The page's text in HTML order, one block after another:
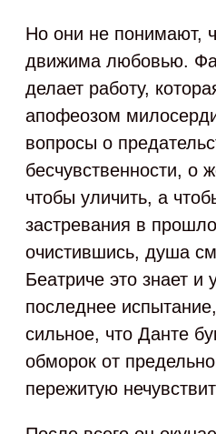
Но они не понимают,
движима любовью.
делает работу,
апофеозом
вопросы о
бесчувственности, о
чтобы уличить, а
застревания в
очистившись, душа
Беатриче это знает и
последнее
сильное, что Данте
обморок от
пережитую